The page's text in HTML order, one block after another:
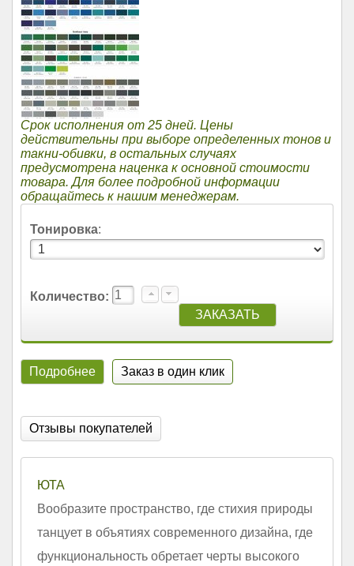
Срок исполнения от 25 дней. Цены
действительны при выборе определенных тонов и
такни-обивки, в остальных случаях
предусмотрена наценка к основной стоимости
товара. Для более подробной информации
обращайтесь к нашим менеджерам.
Тонировка:
Количество:
Подробнее Заказ в один клик
Отзывы покупателей
ЮТА
Вообразите пространство, где стихия природы
танцует в объятиях современного дизайна, где
функциональность обретает черты высокого